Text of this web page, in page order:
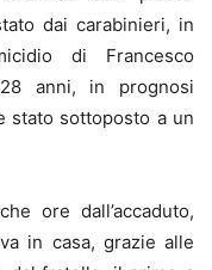
dai carabinieri, in
di Francesco
anni, in prognosi
stato sottoposto a un
ore dall’accaduto,
in casa, grazie alle